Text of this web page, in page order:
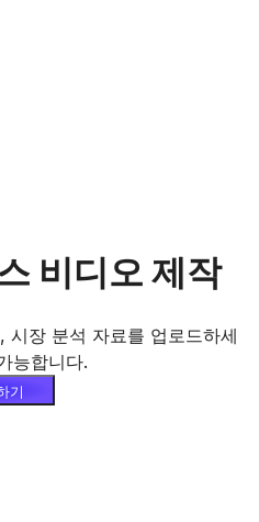
비디오 제작
시장 분석 자료를 업로드하세
능합니다.
기